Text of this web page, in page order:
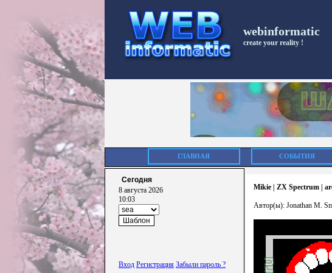
webinformatic
create your reality !
ГЛАВНАЯ СОБЫТИЯ
Сегодня
8 августа 2026
10:03
Вход Регистрация Забыли пароль ?
Mikie | ZX Spectrum |
Автор(ы): Jonathan M.